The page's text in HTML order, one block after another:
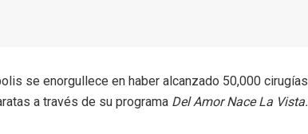
se enorgullece en haber alcanzado 50,000 cirugías
a través de su programa Del Amor Nace La Vista.